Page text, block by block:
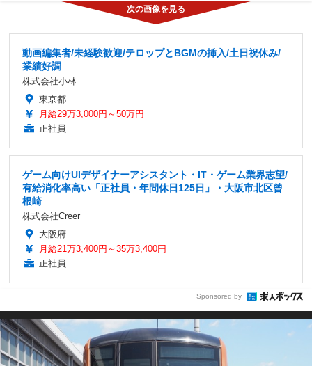
動画編集者/未経験歓迎/テロップとBGMの挿入/土日祝休み/
業績好調
株式会社小林
東京都
月給29万3,000円～50万円
正社員
ゲーム向けUIデザイナーアシスタント・IT・ゲーム業界志望/
有給消化率高い「正社員・年間休日125日」・大阪市北区曾
根崎
株式会社Creer
大阪府
月給21万3,400円～35万3,400円
正社員
Sponsored by